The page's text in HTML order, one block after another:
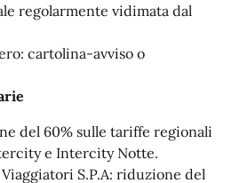
regolarmente vidimata dal
cartolina-avviso o
del 60% sulle tariffe regionali
e Intercity Notte.
S.P.A: riduzione del